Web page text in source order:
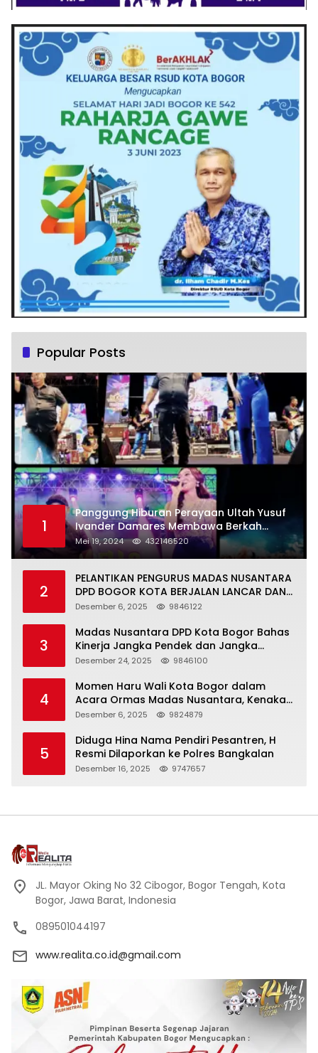
Popular Posts
1
Panggung Hiburan Perayaan Ultah Yusuf
Ivander Damares Membawa Berkah
Warga Kejapanan
Mei 19, 2024 432146520
2
PELANTIKAN PENGURUS MADAS NUSANTARA
DPD BOGOR KOTA BERJALAN LANCAR DAN
KHIDMAT
Desember 6, 2025 9846122
3
Madas Nusantara DPD Kota Bogor Bahas
Kinerja Jangka Pendek dan Jangka
Panjang
Desember 24, 2025 9846100
4
Momen Haru Wali Kota Bogor dalam
Acara Ormas Madas Nusantara, Kenakan
Peci Hitam Tinggi sebagai Simbol
Desember 6, 2025 9824879
5
Diduga Hina Nama Pendiri Pesantren, H
Resmi Dilaporkan ke Polres Bangkalan
Desember 16, 2025 9747657
JL. Mayor Oking No 32 Cibogor, Bogor Tengah, Kota
Bogor, Jawa Barat, Indonesia
089501044197
www.realita.co.id@gmail.com